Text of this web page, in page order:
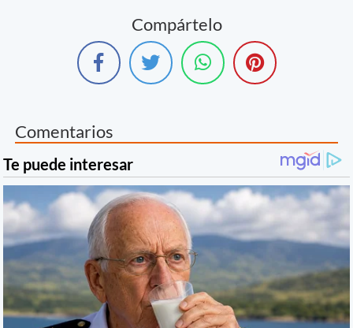
Compártelo
Comentarios